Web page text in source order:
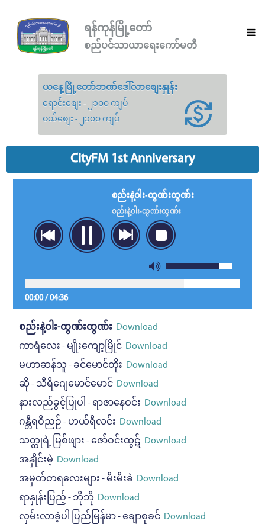
ရန်ကုန်မြို့တော်
စည်ပင်သာယာရေးကော်မတီ
ယနေ့မြို့တော်ဘဏ်ဒေါ်လာစျေးနှုန်း
ရောင်းစျေး - ၂၁၀၀ ကျပ်
ဝယ်စျေး - ၂၁၀၀ ကျပ်
CityFM 1st Anniversary
စည်းနဲ့ဝါး-ထွဏ်းထွဏ်း
စည်းနဲ့ဝါး-ထွဏ်းထွဏ်း
00:00/04:36
စည်းနဲ့ဝါး-ထွဏ်းထွဏ်း Download
ကာရံလေး - မျိုးကျော့မြိုင် Download
မဟာဆန်သူ - ခင်မောင်တိုး Download
ဆို - သီရိဂျေမောင်မောင် Download
နားလည်ခွင့်ပြုပါ - ရာဇာနေဝင်း Download
ဂန္ဘီရဝိညဉ် - ဟယ်ရီလင်း Download
သတ္တုရဲ့ မြစ်ဖျား - ဇော်ဝင်းထွဋ် Download
အနှိုင်းမဲ့ Download
အမှတ်တရလေးများ - မီးမီးခဲ Download
ရာနှုန်းပြည့် - ဘိုဘို Download
လှမ်းလာခဲ့ပါ ပြည်မြန်မာ - ချောစုခင် Download